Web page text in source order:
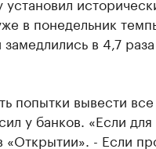
в понедельник
в 4,7
попытки вывести
у банков. «Если для
- Если